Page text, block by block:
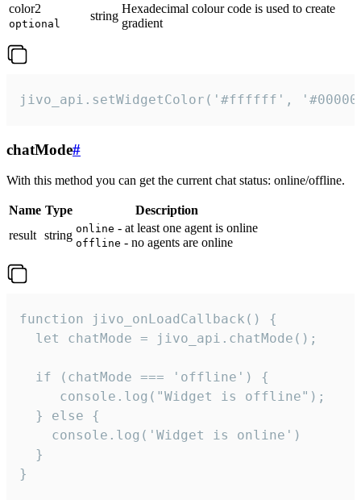
color2
optional
string
Hexadecimal colour code is used to create
gradient
jivo_api.setWidgetColor('#ffffff',
chatMode#
With this method you can get the current chat status: online/offline.
Name Type
Description
result string online - at least one agent is online
offline - no agents are online
function jivo_onLoadCallback() {
  let chatMode = jivo_api.chatMode();
  if (chatMode === 'offline') {
     console.log("Widget is offline");
  } else {
    console.log('Widget is online')
  }
}